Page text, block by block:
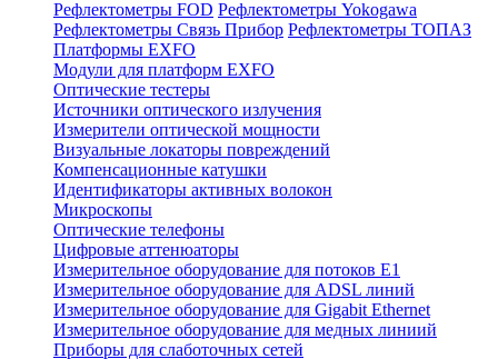
Рефлектометры FOD Рефлектометры Yokogawa
Рефлектометры Связь Прибор Рефлектометры ТОПАЗ
Платформы EXFO
Модули для платформ EXFO
Оптические тестеры
Источники оптического излучения
Измерители оптической мощности
Визуальные локаторы повреждений
Компенсационные катушки
Идентификаторы активных волокон
Микроскопы
Оптические телефоны
Цифровые аттенюаторы
Измерительное оборудование для потоков Е1
Измерительное оборудование для ADSL линий
Измерительное оборудование для Gigabit Ethernet
Измерительное оборудование для медных линиий
Приборы для слаботочных сетей